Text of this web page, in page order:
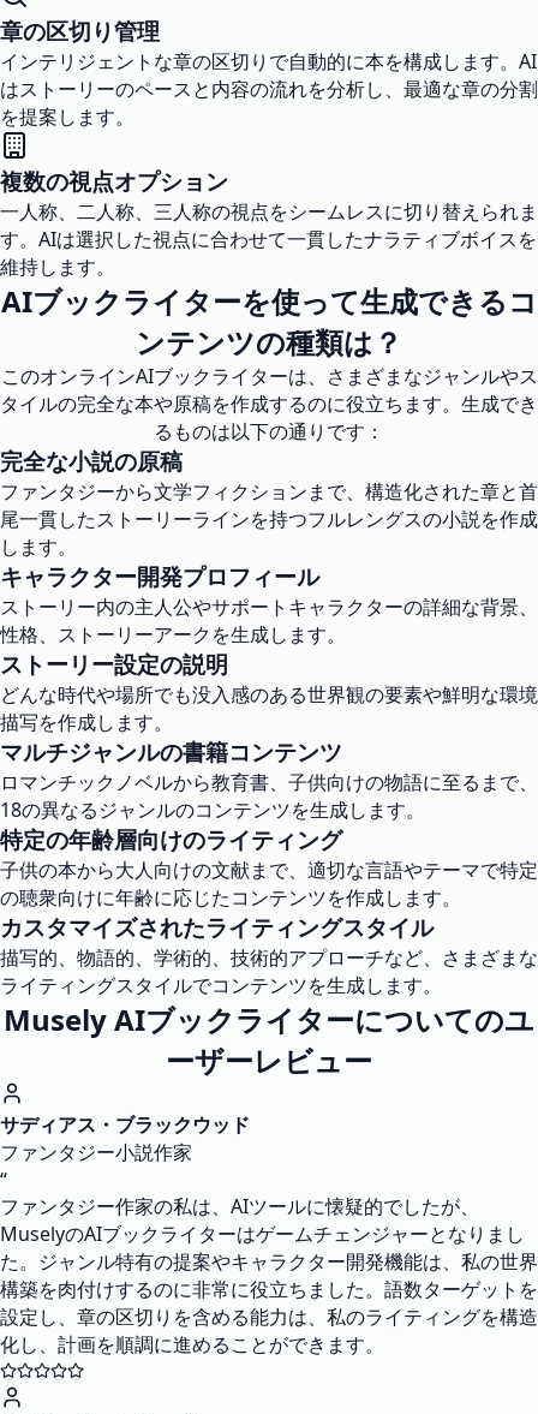
章の区切り管理
インテリジェントな章の区切りで自動的に本を構成します。AI
はストーリーのペースと内容の流れを分析し、最適な章の分割
を提案します。
複数の視点オプション
一人称、二人称、三人称の視点をシームレスに切り替えられま
す。AIは選択した視点に合わせて一貫したナラティブボイスを
維持します。
AIブックライターを使って生成できるコ
ンテンツの種類は？
このオンラインAIブックライターは、さまざまなジャンルやス
タイルの完全な本や原稿を作成するのに役立ちます。生成でき
るものは以下の通りです：
完全な小説の原稿
ファンタジーから文学フィクションまで、構造化された章と首
尾一貫したストーリーラインを持つフルレングスの小説を作成
します。
キャラクター開発プロフィール
ストーリー内の主人公やサポートキャラクターの詳細な背景、
性格、ストーリーアークを生成します。
ストーリー設定の説明
どんな時代や場所でも没入感のある世界観の要素や鮮明な環境
描写を作成します。
マルチジャンルの書籍コンテンツ
ロマンチックノベルから教育書、子供向けの物語に至るまで、
18の異なるジャンルのコンテンツを生成します。
特定の年齢層向けのライティング
子供の本から大人向けの文献まで、適切な言語やテーマで特定
の聴衆向けに年齢に応じたコンテンツを作成します。
カスタマイズされたライティングスタイル
描写的、物語的、学術的、技術的アプローチなど、さまざまな
ライティングスタイルでコンテンツを生成します。
Musely AIブックライターについてのユ
ーザーレビュー
サディアス・ブラックウッド
ファンタジー小説作家
“
ファンタジー作家の私は、AIツールに懐疑的でしたが、
MuselyのAIブックライターはゲームチェンジャーとなりまし
た。ジャンル特有の提案やキャラクター開発機能は、私の世界
構築を肉付けするのに非常に役立ちました。語数ターゲットを
設定し、章の区切りを含める能力は、私のライティングを構造
化し、計画を順調に進めることができます。